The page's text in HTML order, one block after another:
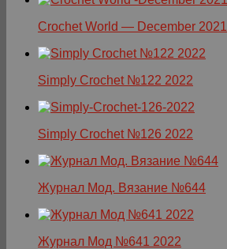
Crochet World — December 2021
Simply Crochet №122 2022
Simply Crochet №126 2022
Журнал Мод. Вязание №644
Журнал Мод №641 2022